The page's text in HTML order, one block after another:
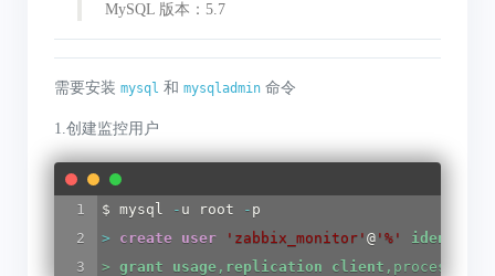
MySQL 版本：5.7
需要安装 mysql 和 mysqladmin 命令
1.创建监控用户
$ mysql - u root -
>
create user 'zabbix_monitor' @' %'
> grant usage, replication client ,process,